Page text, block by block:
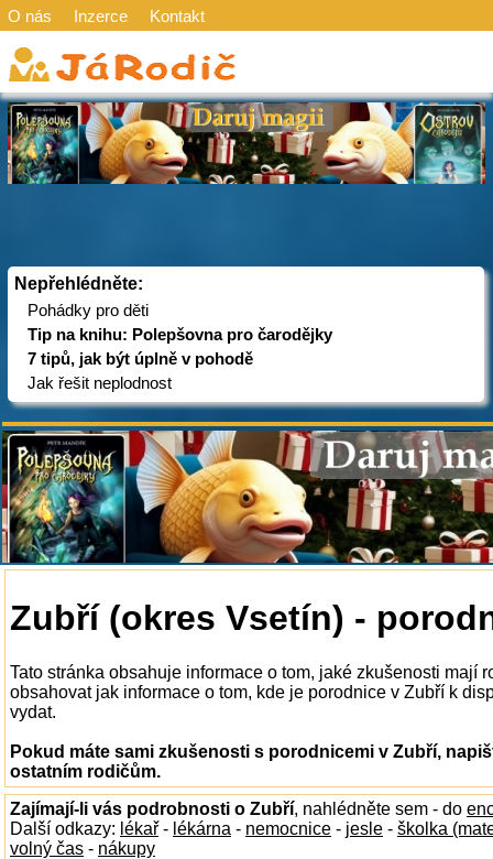
O nás Inzerce Kontakt
Nepřehlédněte:
Pohádky pro děti
Tip na knihu: Polepšovna pro čarodějky
7 tipů, jak být úplně v pohodě
Jak řešit neplodnost
Zubří (okres Vsetín) -
Tato stránka obsahuje informace o tom, jaké zkušenosti mají
obsahovat jak informace o tom, kde je porodnice v Zubří k
vydat.
Pokud máte sami zkušenosti s porodnicemi v Zubří,
ostatním rodičům.
Zajímají-li vás podrobnosti o Zubří, nahlédněte sem - do
Další odkazy: lékař - lékárna - nemocnice - jesle - školka
volný čas - nákupy